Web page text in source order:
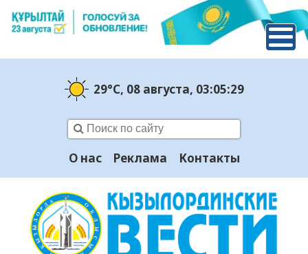
29°C, 08 августа, 03:05:30
О нас Реклама Контакты